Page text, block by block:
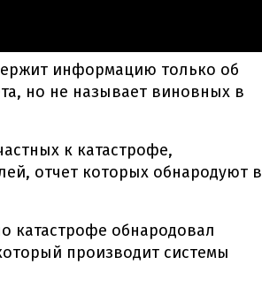
информацию только об
но не называет виновных в
к катастрофе,
отчет которых обнародуют в
катастрофе обнародовал
производит системы